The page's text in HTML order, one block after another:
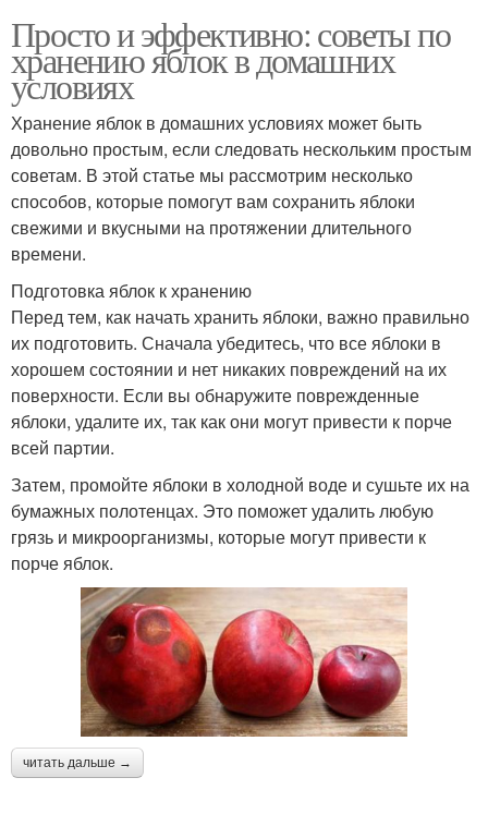
Просто и эффективно: советы по
хранению яблок в домашних
условиях
Хранение яблок в домашних условиях может быть
довольно простым, если следовать нескольким простым
советам. В этой статье мы рассмотрим несколько
способов, которые помогут вам сохранить яблоки
свежими и вкусными на протяжении длительного
времени.
Подготовка яблок к хранению
Перед тем, как начать хранить яблоки, важно правильно
их подготовить. Сначала убедитесь, что все яблоки в
хорошем состоянии и нет никаких повреждений на их
поверхности. Если вы обнаружите поврежденные
яблоки, удалите их, так как они могут привести к порче
всей партии.
Затем, промойте яблоки в холодной воде и сушьте их на
бумажных полотенцах. Это поможет удалить любую
грязь и микроорганизмы, которые могут привести к
порче яблок.
читать дальше →